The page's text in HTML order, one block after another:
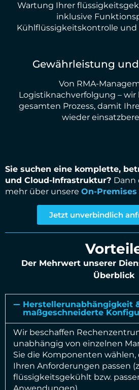
Wartung Ihrer
inklusive
Kühlflüssigkeitskontrolle und
Gewährleistung
Von RMA-
Logistiknachverfolgung –
gesamten Prozess, damit
wieder
Sie suchen eine komplette,
und Cloud-Infrastruktur? Dann
mehr über unsere On-
Jetzt unverbindlich
Der Mehrwert unserer
Überblick
Herstellerunabhängigkeit
maßgeschneiderte
Wir beschaffen
unabhängig von einzelnen
Sie die Komponenten wählen,
Ihren Anforderungen passen
flüssigkeitsgekühlt bzw.